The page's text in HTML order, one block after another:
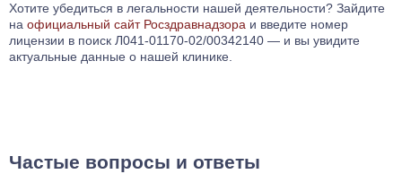
Хотите убедиться в легальности нашей деятельности? Зайдите
на официальный сайт Росздравнадзора и введите номер
лицензии в поиск Л041-01170-02/00342140 — и вы увидите
актуальные данные о нашей клинике.
Частые вопросы и ответы